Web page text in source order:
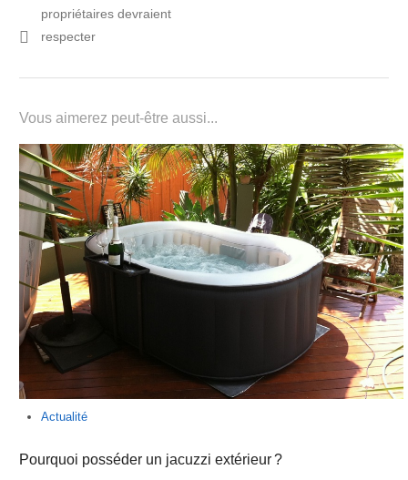
l’article
propriétaires devraient
respecter
Vous aimerez peut-être aussi...
Actualité
Pourquoi posséder un jacuzzi extérieur ?